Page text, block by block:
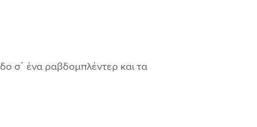
σ΄ ένα ραβδομπλέντερ και τα